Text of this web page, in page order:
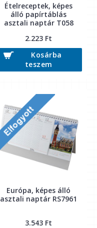
Ételreceptek, képes
álló papírtáblás
asztali naptár T058
2.223 Ft
Kosárba
teszem
Európa, képes álló
asztali naptár RS7961
3.543 Ft